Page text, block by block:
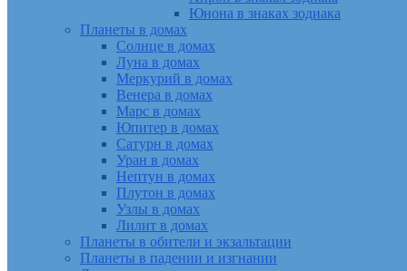
Юнона в знаках зодиака
Планеты в домах
Солнце в домах
Луна в домах
Меркурий в домах
Венера в домах
Марс в домах
Юпитер в домах
Сатурн в домах
Уран в домах
Нептун в домах
Плутон в домах
Узлы в домах
Лилит в домах
Планеты в обители и экзальтации
Планеты в падении и изгнании